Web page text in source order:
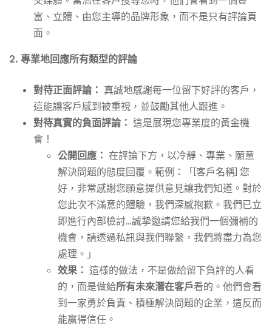
富、立體、由您主導的品牌形象，而不是只有評論頁
面。
2. 專業地回應所有類型的評論
對待正面評論： 真誠地感謝每一位留下好評的客戶，
這能讓客戶感到被重視，並鼓勵其他人跟進。
對待真實的負面評論： 這是展現您專業度的黃金機
會！
公開回應： 在評論下方，以冷靜、專業、願意
解決問題的態度回覆。範例：「[客戶名稱] 您
好，非常感謝您願意提供意見讓我們知道。對於
您此次不滿意的體驗，我們深感抱歉。我們已立
即進行內部檢討…誠摯邀請您給我們一個彌補的
機會，請透過私訊與我們聯繫，我們將盡力為您
處理。」
效果： 這樣的做法，不是做給留下負評的人看
的，而是做給所有未來潛在客戶看的。他們會看
到一家勇於負責、積極解決問題的企業，這反而
能贏得信任。